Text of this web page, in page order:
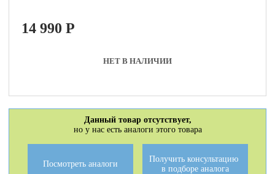
14 990P
НЕТ В НАЛИЧИИ
Данный товар отсутствует,
но у нас есть аналоги этого товара
Посмотреть аналоги
Получить консультацию
в подборе аналога